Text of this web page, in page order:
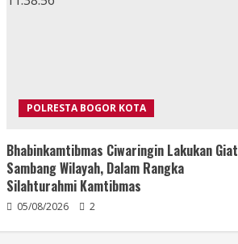
POLRESTA BOGOR KOTA
Bhabinkamtibmas Ciwaringin Lakukan Giat
Sambang Wilayah, Dalam Rangka
Silahturahmi Kamtibmas
05/08/2026 2